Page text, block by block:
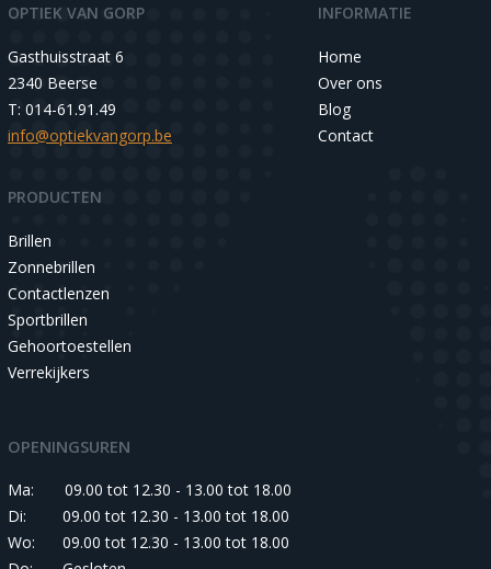
OPTIEK VAN GORP
Gasthuisstraat 6
2340 Beerse
T: 014-61.91.49
info@optiekvangorp.be
INFORMATIE
Home
Over ons
Blog
Contact
PRODUCTEN
Brillen
Zonnebrillen
Contactlenzen
Sportbrillen
Gehoortoestellen
Verrekijkers
OPENINGSUREN
Ma:
09.00 tot 12.30 - 13.00 tot 18.00
Di:
09.00 tot 12.30 - 13.00 tot 18.00
Wo:
09.00 tot 12.30 - 13.00 tot 18.00